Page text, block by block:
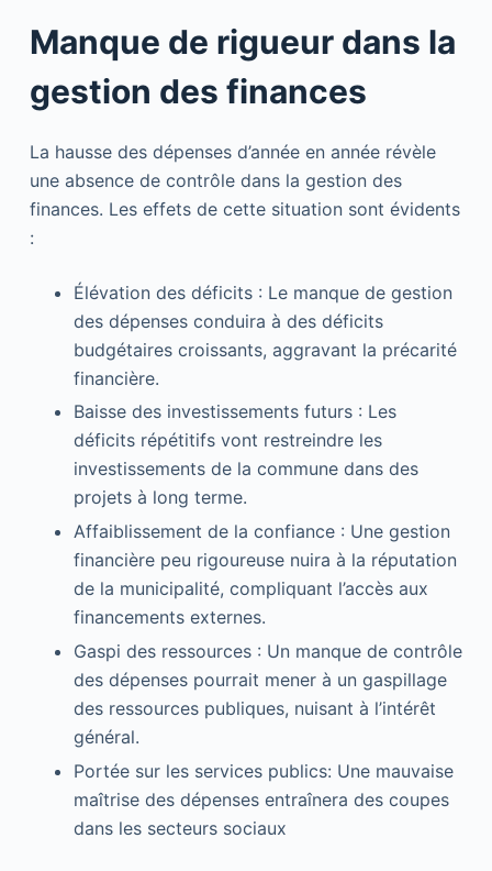
Manque de rigueur dans la
gestion des finances
La hausse des dépenses d’année en année révèle
une absence de contrôle dans la gestion des
finances. Les effets de cette situation sont évidents
:
Élévation des déficits : Le manque de gestion
des dépenses conduira à des déficits
budgétaires croissants, aggravant la précarité
financière.
Baisse des investissements futurs : Les
déficits répétitifs vont restreindre les
investissements de la commune dans des
projets à long terme.
Affaiblissement de la confiance : Une gestion
financière peu rigoureuse nuira à la réputation
de la municipalité, compliquant l’accès aux
financements externes.
Gaspi des ressources : Un manque de contrôle
des dépenses pourrait mener à un gaspillage
des ressources publiques, nuisant à l’intérêt
général.
Portée sur les services publics: Une mauvaise
maîtrise des dépenses entraînera des coupes
dans les secteurs sociaux